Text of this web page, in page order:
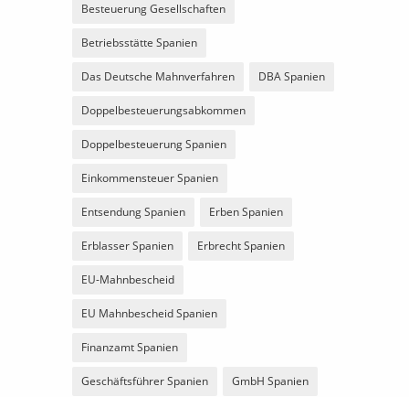
Besteuerung Gesellschaften
Betriebsstätte Spanien
Das Deutsche Mahnverfahren DBA Spanien
Doppelbesteuerungsabkommen
Doppelbesteuerung Spanien
Einkommensteuer Spanien
Entsendung Spanien Erben Spanien
Erblasser Spanien Erbrecht Spanien
EU-Mahnbescheid
EU Mahnbescheid Spanien
Finanzamt Spanien
Geschäftsführer Spanien GmbH Spanien